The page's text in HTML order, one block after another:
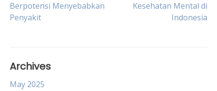
navigation
Berpotensi Menyebabkan
Penyakit
Kesehatan Mental di
Indonesia
Archives
May 2025